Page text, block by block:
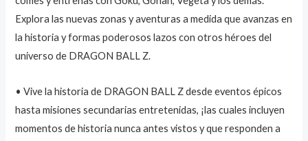
Explora las nuevas zonas y aventuras a medida que avanzas en
la historia y formas poderosos lazos con otros héroes del
universo de DRAGON BALL Z.
• Vive la historia de DRAGON BALL Z desde eventos épicos
hasta misiones secundarias entretenidas, ¡las cuales incluyen
momentos de historia nunca antes vistos y que responden a